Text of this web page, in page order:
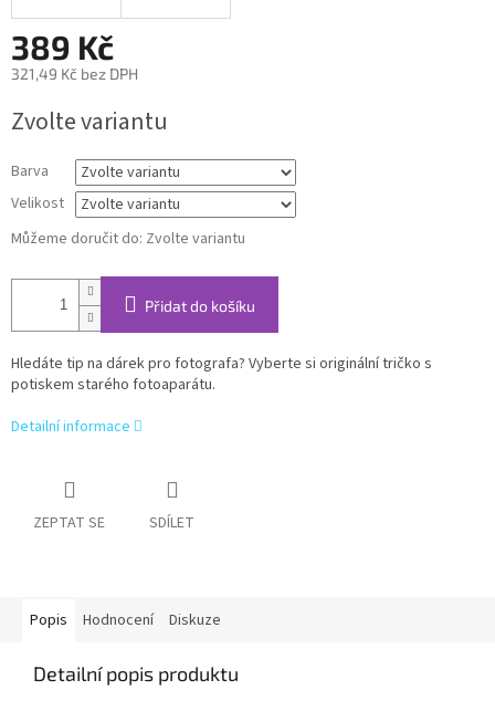
389 Kč
321,49 Kč bez DPH
cena:
Zvolte variantu
Barva
Velikost
Můžeme doručit do: Zvolte variantu
Přidat do košíku
Hledáte tip na dárek pro fotografa? Vyberte si originální tričko s
potiskem starého fotoaparátu.
Detailní informace
ZEPTAT SE SDÍLET
Popis Hodnocení Diskuze
Detailní popis produktu